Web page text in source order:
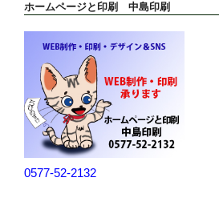
ホームページと印刷 中島印刷
0577-52-2132